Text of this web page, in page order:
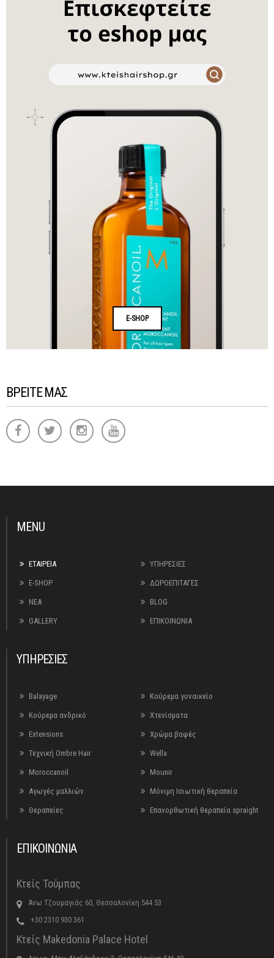
E-SHOP
ΒΡΕΙΤΕ ΜΑΣ
MENU
ΕΤΑΙΡΕΙΑ ΥΠΗΡΕΣΙΕΣ
E-SHOP ΔΩΡΟΕΠΙΤΑΓΕΣ
ΝΕΑ BLOG
GALLERY ΕΠΙΚΟΙΝΩΝΙΑ
ΥΠΗΡΕΣΙΕΣ
Balayage Κούρεμα γυναικείο
Κούρεμα ανδρικό Χτενίσματα
Extensions Χρώμα βαφές
Τεχνική Ombre Hair Wella
Moroccanoil Mounir
Αγωγές μαλλιών Μόνιμη Ισιωτική θεραπεία
Θεραπείες Επανορθωτική θεραπεία spraight
ΕΠΙΚΟΙΝΩΝΙΑ
Κτείς Τούμπας
Άνω Τζουμαγιάς 60, Θεσσαλονίκη 544 53
+30 2310 930 361
Κτείς Makedonia Palace Hotel